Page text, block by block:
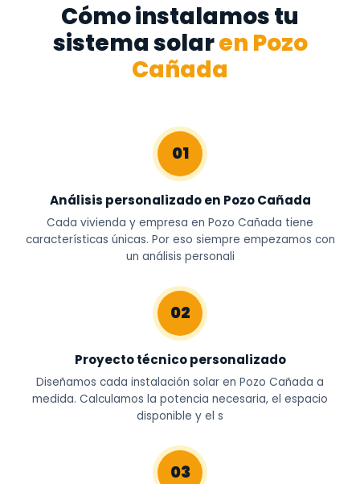
Cómo instalamos tu
sistema solaren Pozo
Cañada
01
Análisis personalizado en Pozo Cañada
Cada vivienda y empresa en Pozo Cañada tiene
características únicas. Por eso siempre empezamos con
un análisis personali
02
Proyecto técnico personalizado
Diseñamos cada instalación solar en Pozo Cañada a
medida. Calculamos la potencia necesaria, el espacio
disponible y el s
03